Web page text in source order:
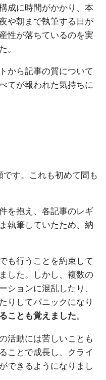
成に時間がかかり、本
や朝まで執筆する日が
性が落ちているのを実
。
から記事の質について
てが報われた気持ちに
す。これも初めて間も
を抱え、各記事のレギ
執筆していたため、納
も行うことを約束して
した。しかし、複数の
ョンに混乱したり、
りしてパニックになり
ことも覚えました。
活動には苦しいことも
ことで成長し、クライ
できるようになりまし